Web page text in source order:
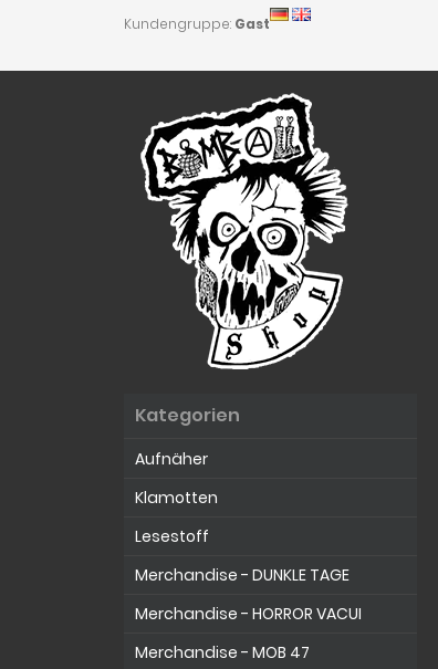
Kundengruppe: Gast
Kategorien
Aufnäher
Klamotten
Lesestoff
Merchandise - DUNKLE TAGE
Merchandise - HORROR VACUI
Merchandise - MOB 47